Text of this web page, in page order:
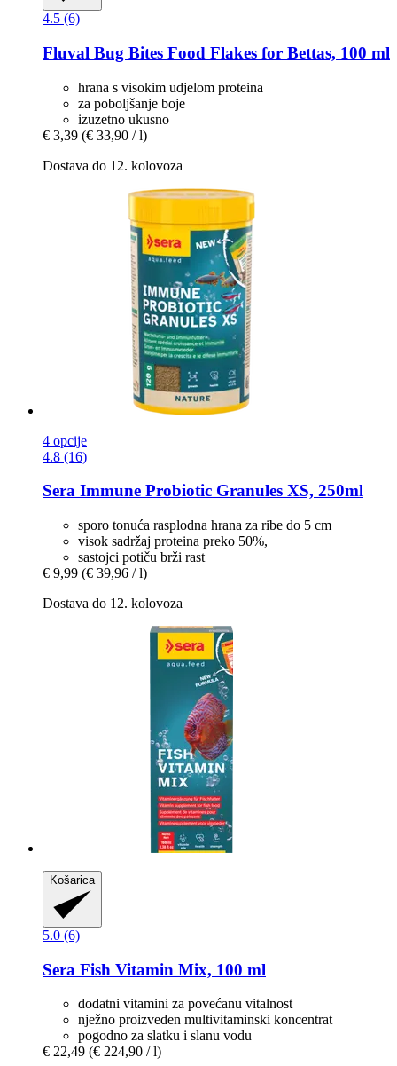
4.5 (6)
Fluval Bug Bites Food Flakes for Bettas, 100 ml
hrana s visokim udjelom proteina
za poboljšanje boje
izuzetno ukusno
€ 3,39 (€ 33,90 / l)
Dostava do 12. kolovoza
4 opcije
4.8 (16)
Sera Immune Probiotic Granules XS, 250ml
sporo tonuća rasplodna hrana za ribe do 5 cm
visok sadržaj proteina preko 50%,
sastojci potiču brži rast
€ 9,99 (€ 39,96 / l)
Dostava do 12. kolovoza
Košarica
5.0 (6)
Sera Fish Vitamin Mix, 100 ml
dodatni vitamini za povećanu vitalnost
nježno proizveden multivitaminski koncentrat
pogodno za slatku i slanu vodu
€ 22,49 (€ 224,90 / l)